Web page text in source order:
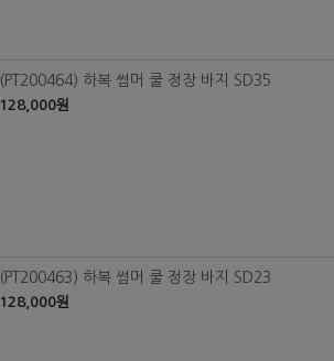
(PT200464) 하복 썸머 쿨 정장 바지 SD35
128,000원
(PT200463) 하복 썸머 쿨 정장 바지 SD23
128,000원